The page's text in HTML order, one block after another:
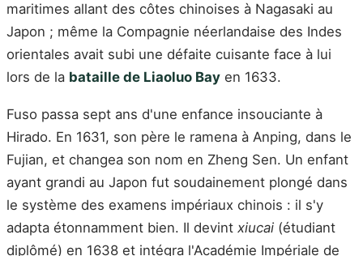
maritimes allant des côtes chinoises à Nagasaki au
Japon ; même la Compagnie néerlandaise des Indes
orientales avait subi une défaite cuisante face à lui
lors de la bataille de Liaoluo Bay en 1633.
Fuso passa sept ans d'une enfance insouciante à
Hirado. En 1631, son père le ramena à Anping, dans le
Fujian, et changea son nom en Zheng Sen. Un enfant
ayant grandi au Japon fut soudainement plongé dans
le système des examens impériaux chinois : il s'y
adapta étonnamment bien. Il devint xiucai (étudiant
diplômé) en 1638 et intégra l'Académie Impériale de